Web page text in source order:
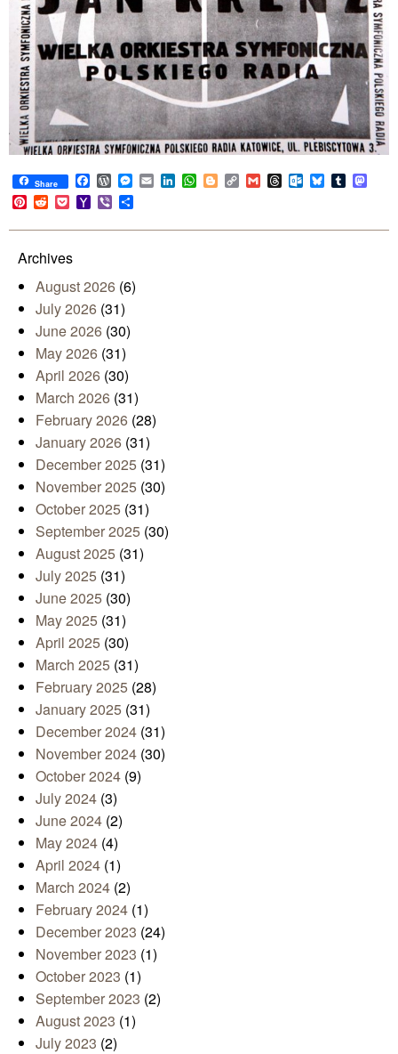
Share Facebook
WordPress
Messenger
EmailLinkedIn
WhatsApp
BloggerCopy
Link
GmailThreadsOutlook.com
BlueskyTumblr
Pinterest
RedditPocketYahoo
Mail
Viber
Archives
August 2026 (6)
July 2026 (31)
June 2026 (30)
May 2026 (31)
April 2026 (30)
March 2026 (31)
February 2026 (28)
January 2026 (31)
December 2025 (31)
November 2025 (30)
October 2025 (31)
September 2025 (30)
August 2025 (31)
July 2025 (31)
June 2025 (30)
May 2025 (31)
April 2025 (30)
March 2025 (31)
February 2025 (28)
January 2025 (31)
December 2024 (31)
November 2024 (30)
October 2024 (9)
July 2024 (3)
June 2024 (2)
May 2024 (4)
April 2024 (1)
March 2024 (2)
February 2024 (1)
December 2023 (24)
November 2023 (1)
October 2023 (1)
September 2023 (2)
August 2023 (1)
July 2023 (2)